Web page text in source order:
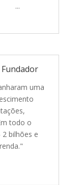
uma
todo o
bilhões e
e renda."